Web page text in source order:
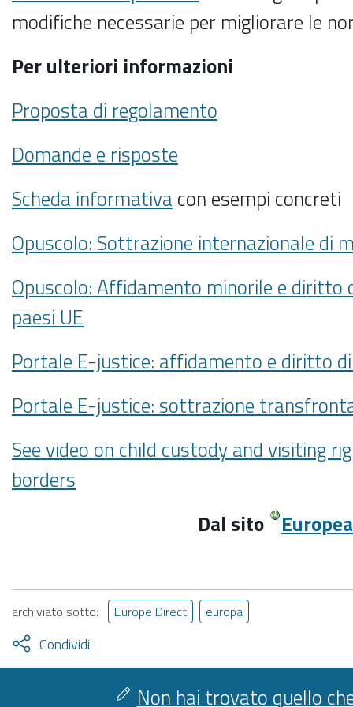
modifiche necessarie per migliorare le
Per ulteriori informazioni
Proposta di regolamento
Domande e risposte
Scheda informativa con esempi concreti
Opuscolo: Sottrazione internazionale di
Opuscolo: Affidamento minorile e
paesi UE
Portale E-justice: affidamento e diritto
Portale E-justice: sottrazione
See video on child custody and visiting
borders
Dal sito
archiviato sotto: Europe Direct europa
Condividi
facebook
twitter
Attiva
condividi
Non hai trovato quello